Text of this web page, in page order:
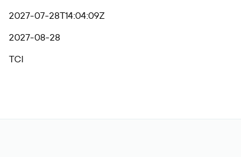
2027-07-28T14:04:09Z
2027-08-28
TCI